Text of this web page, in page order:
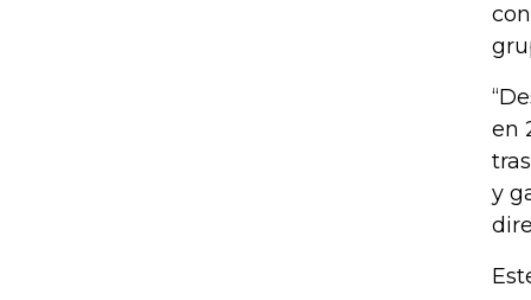
en
y